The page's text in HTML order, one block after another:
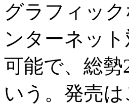
グラフィッ
ンターネッ
可能で、総
いう。発売